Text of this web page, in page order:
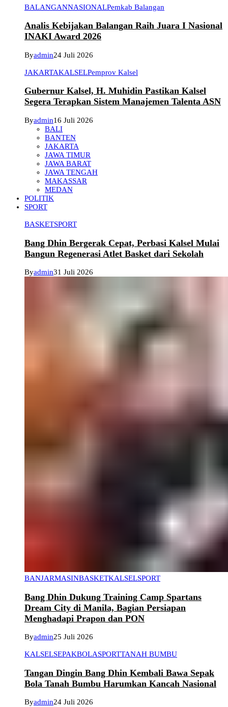
BALANGANNASIONALPemkab Balangan
Analis Kebijakan Balangan Raih Juara I Nasional
INAKI Award 2026
Byadmin24 Juli 2026
JAKARTAKALSELPemprov Kalsel
Gubernur Kalsel, H. Muhidin Pastikan Kalsel
Segera Terapkan Sistem Manajemen Talenta ASN
Byadmin16 Juli 2026
BALI
BANTEN
JAKARTA
JAWA TIMUR
JAWA BARAT
JAWA TENGAH
MAKASSAR
MEDAN
POLITIK
SPORT
BASKETSPORT
Bang Dhin Bergerak Cepat, Perbasi Kalsel Mulai
Bangun Regenerasi Atlet Basket dari Sekolah
Byadmin31 Juli 2026
BANJARMASINBASKETKALSELSPORT
Bang Dhin Dukung Training Camp Spartans
Dream City di Manila, Bagian Persiapan
Menghadapi Prapon dan PON
Byadmin25 Juli 2026
KALSELSEPAKBOLASPORTTANAH BUMBU
Tangan Dingin Bang Dhin Kembali Bawa Sepak
Bola Tanah Bumbu Harumkan Kancah Nasional
Byadmin24 Juli 2026